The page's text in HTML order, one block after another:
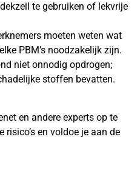
te gebruiken of lekvrije
moeten weten wat
PBM’s noodzakelijk zijn.
niet onnodig opdrogen;
stoffen bevatten.
en andere experts op te
en voldoe je aan de